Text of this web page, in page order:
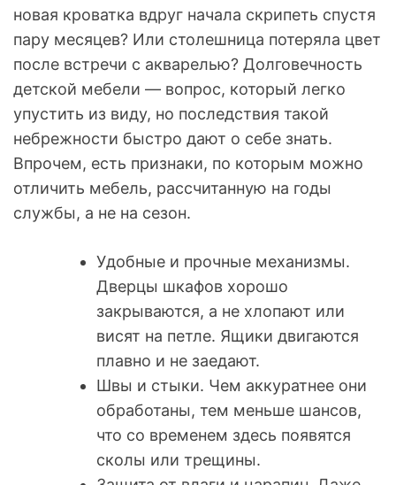
новая кроватка вдруг начала скрипеть спустя
пару месяцев? Или столешница потеряла цвет
после встречи с акварелью? Долговечность
детской мебели — вопрос, который легко
упустить из виду, но последствия такой
небрежности быстро дают о себе знать.
Впрочем, есть признаки, по которым можно
отличить мебель, рассчитанную на годы
службы, а не на сезон.
Удобные и прочные механизмы.
Дверцы шкафов хорошо
закрываются, а не хлопают или
висят на петле. Ящики двигаются
плавно и не заедают.
Швы и стыки. Чем аккуратнее они
обработаны, тем меньше шансов,
что со временем здесь появятся
сколы или трещины.